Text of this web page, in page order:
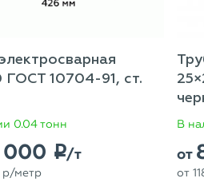
ГОСТ 10704-91, ст.
0.04 тонн
p/т
p/метр
В
от
от